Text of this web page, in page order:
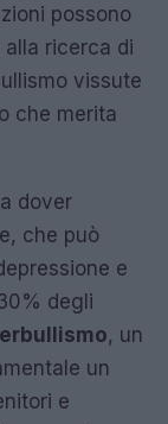
possono
ricerca di
vissute
che merita
dover
che può
e
degli
, un
un
e